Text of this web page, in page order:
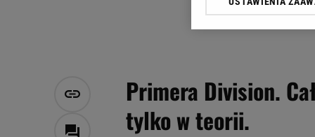
Primera Division.
tylko w teorii.
Klikając „Akceptuję”
Zaufanych Partnerów i
My, nasi Zaufani
Przechowywanie